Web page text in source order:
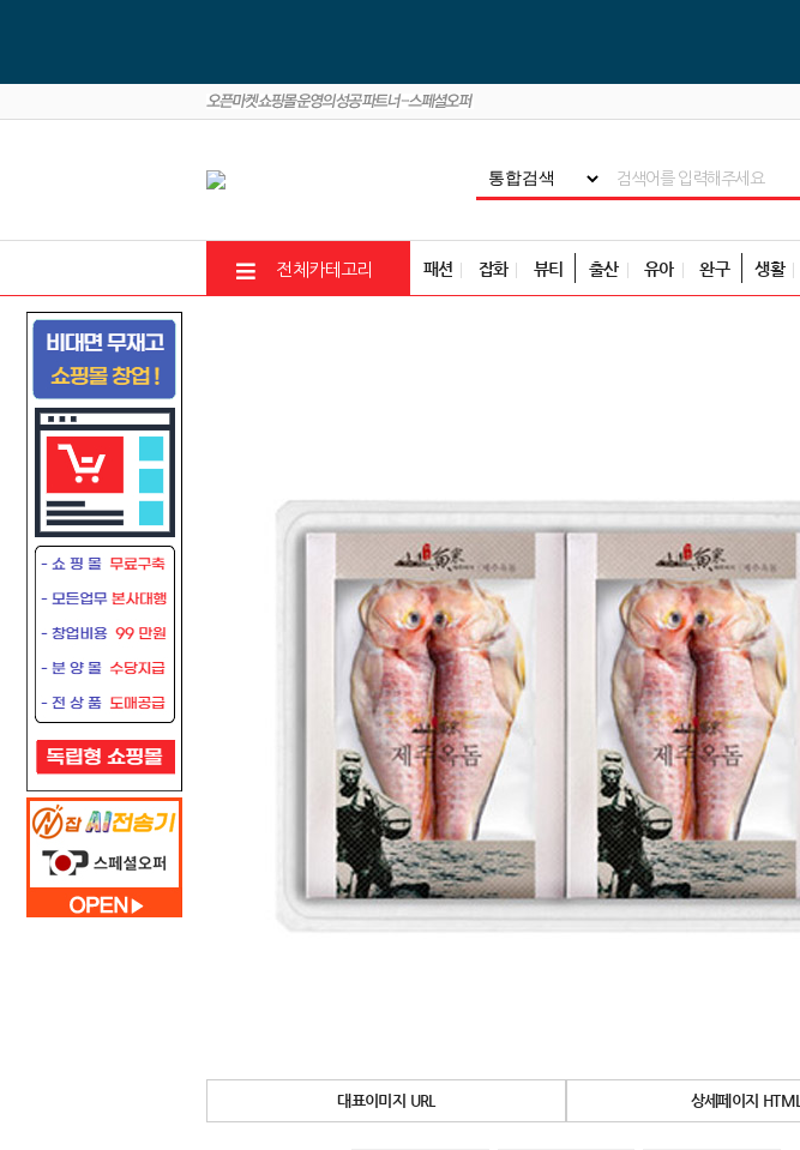
전체카테고리 패션 잡화 뷰티 출산 유아 완구 생활
대표이미지 URL 상세페이지 HTML